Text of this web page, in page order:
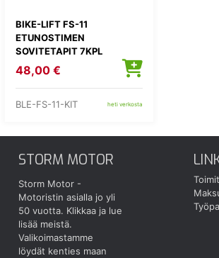
BIKE-LIFT FS-11
ETUNOSTIMEN
SOVITETAPIT 7KPL
48,00 €
BLE-FS-11-KIT heti verkosta
STORM MOTOR
Storm Motor -
Motoristin asialla jo yli
50 vuotta. Klikkaa ja lue
lisää meistä.
Valikoimastamme
löydät kenties maan